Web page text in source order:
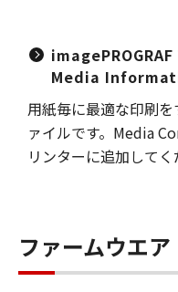
Media
用紙毎に最適な印刷
ァイルです。Media
リンターに追加してく
ファームウエア